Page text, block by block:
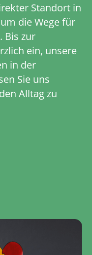
Standort in
die Wege für
Bis zur
ein, unsere
in der
Sie uns
Alltag zu